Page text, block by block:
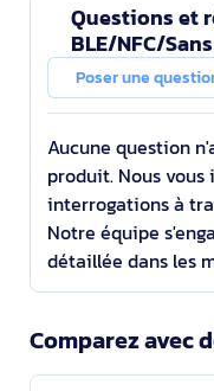
Questions et
BLE/NFC/
Poser une
Aucune question
produit. Nous
interrogations à
Notre équipe
détaillée dans les
Comparez avec